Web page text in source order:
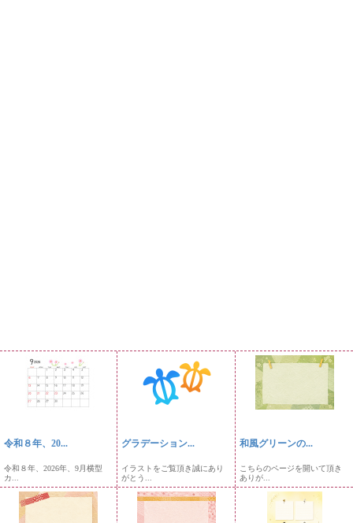
令和８年、20...
令和８年、2026年、9月横型
カ...
グラデーション...
イラストをご覧頂き誠にあり
がとう...
和風グリーンの...
こちらのページを開いて頂き
ありが...